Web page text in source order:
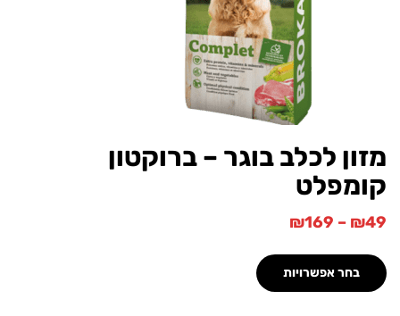
לכלב בוגר – ברוקטון
–
₪169
בחר אפשרויות